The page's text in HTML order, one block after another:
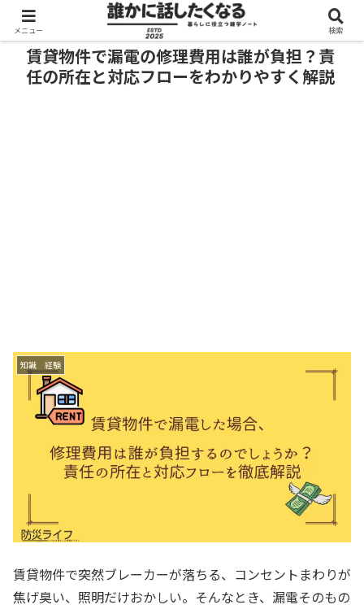
賃貸物件で漏電の修理費用は誰が負担？責
任の所在と対応フローをわかりやすく解説
知識 経験
賃貸物件で突然ブレーカーが落ちる、コンセントまわりが
焦げ臭い、照明だけおかしい。そんなとき、漏電そのもの
メニュー 検索